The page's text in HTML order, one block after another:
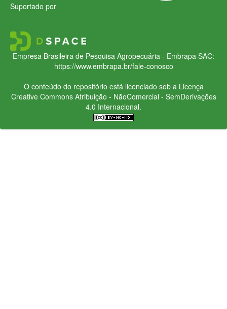
Suportado por
Empresa Brasileira de Pesquisa Agropecuária - Embrapa SAC:
https://www.embrapa.br/fale-conosco
O conteúdo do repositório está licenciado sob a Licença
Creative CommonsAtribuição - NãoComercial - SemDerivações
4.0 Internacional.